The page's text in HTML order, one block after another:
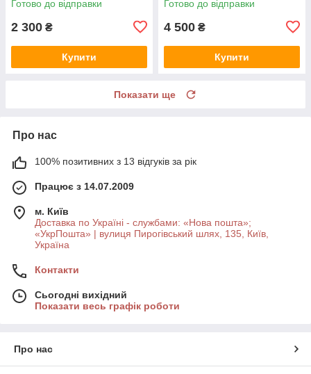
Готово до відправки
2 300 ₴
Купити
Готово до відправки
4 500 ₴
Купити
Показати ще
Про нас
100% позитивних з 13 відгуків за рік
Працює з 14.07.2009
м. Київ
Доставка по Україні - службами: «Нова пошта»;
«УкрПошта» | вулиця Пирогівський шлях, 135, Київ,
Україна
Контакти
Сьогодні вихідний
Показати весь графік роботи
Про нас